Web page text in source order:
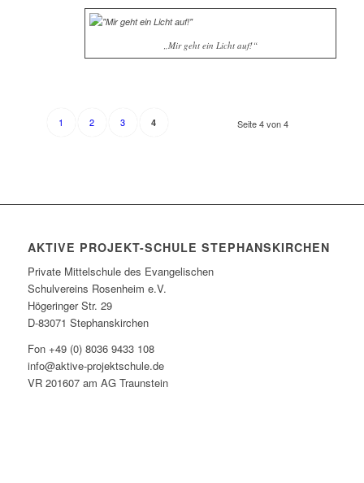
„Mir geht ein Licht auf!“
Seite 4 von 4
1 2 3 4
AKTIVE PROJEKT-SCHULE STEPHANSKIRCHEN
Private Mittelschule des Evangelischen
Schulvereins Rosenheim e.V.
Högeringer Str. 29
D-83071 Stephanskirchen
Fon +49 (0) 8036 9433 108
info@aktive-projektschule.de
VR 201607 am AG Traunstein